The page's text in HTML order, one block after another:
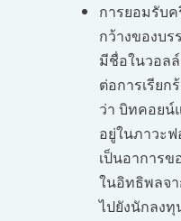
การยอมรับค
กว้างของบร
มีชื่อในวอล
ต่อการเรียก
ว่า บิทคอยน์
อยู่ในภาวะ
เป็นอาการข
ในอิทธิพลจ
ไปยังนักลงทุ